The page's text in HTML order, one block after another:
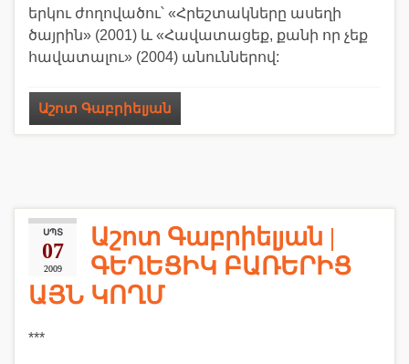
երկու ժողովածու՝ «Հրեշտակները ասեղի
ծայրին» (2001) և «Հավատացեք, քանի որ չեք
հավատալու» (2004) անուններով:
Աշոտ Գաբրիելյան
ՍՊՏ
07
2009
Աշոտ Գաբրիելյան |
ԳԵՂԵՑԻԿ ԲԱՌԵՐԻՑ
ԱՅՆ ԿՈՂՄ
***